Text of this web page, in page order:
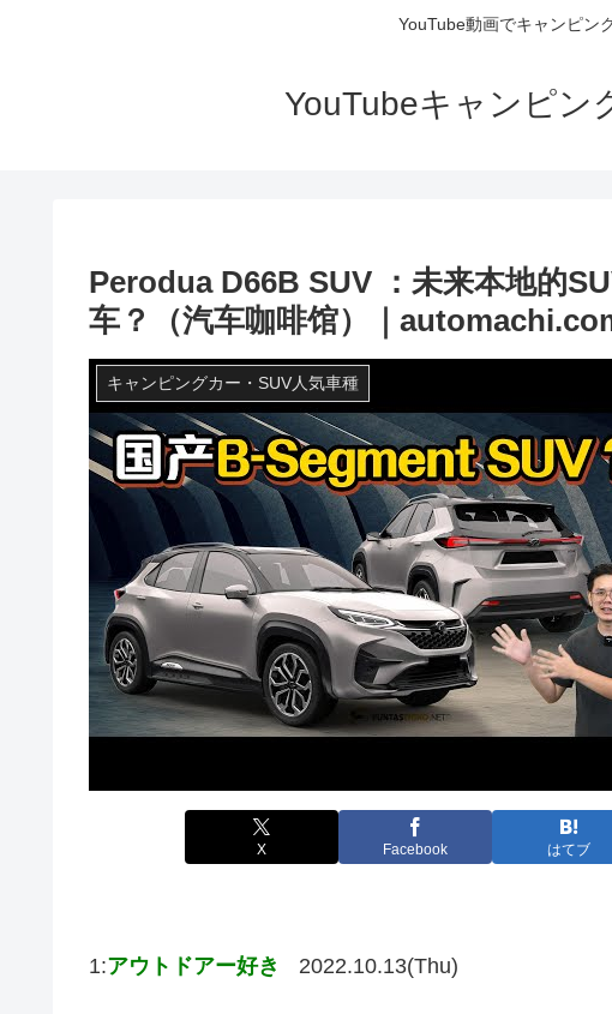
YouTube動画でキャンピン
YouTubeキャンピン
Perodua D66B SUV ：未来本地的
车？（汽车咖啡馆）｜
キャンピングカー・SUV人気車種
X Facebook はてブ
1:アウトドアー好き 2022.10.13(Thu)